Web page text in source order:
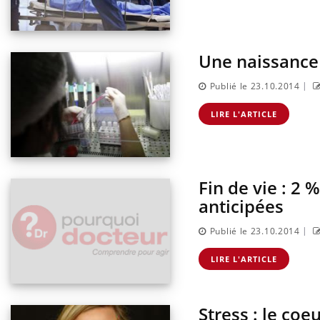
Une
Publié le 23.10.2014 |
LIRE L'ARTICLE
Fin de vie : 2
anticipées
Publié le 23.10.2014 |
LIRE L'ARTICLE
Stress : le
à aborder...
des questions
montrer ...
même alopécie… Les symptômes de la
carence en fer sont multiples ce qui la rend
...